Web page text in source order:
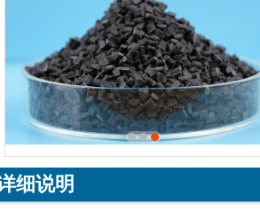
细说明